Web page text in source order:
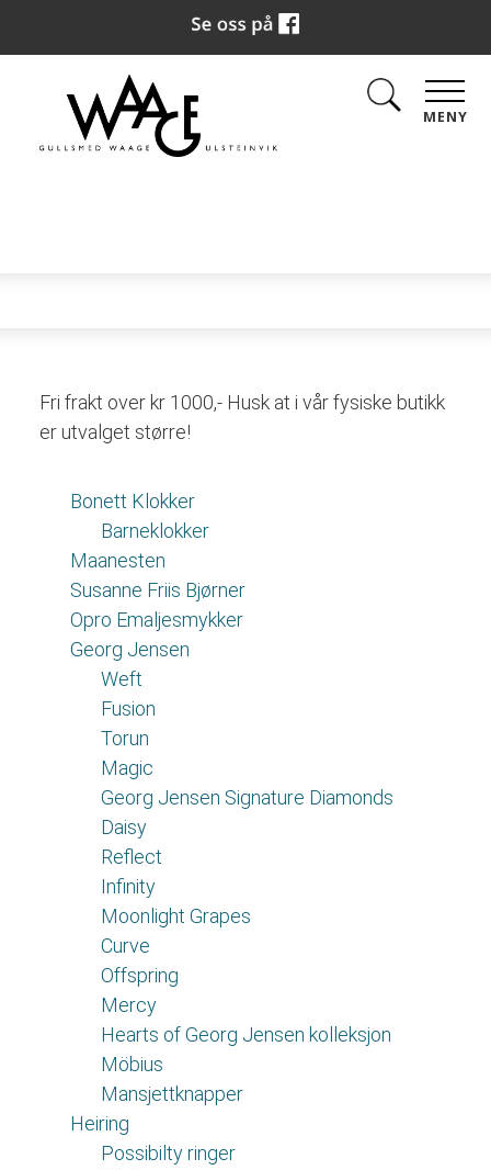
MENY
Fri frakt over kr 1000,- Husk at i vår fysiske butikk
er utvalget større!
Bonett Klokker
Barneklokker
Maanesten
Susanne Friis Bjørner
Opro Emaljesmykker
Georg Jensen
Weft
Fusion
Torun
Magic
Georg Jensen Signature Diamonds
Daisy
Reflect
Infinity
Moonlight Grapes
Curve
Offspring
Mercy
Hearts of Georg Jensen kolleksjon
Möbius
Mansjettknapper
Heiring
Possibilty ringer